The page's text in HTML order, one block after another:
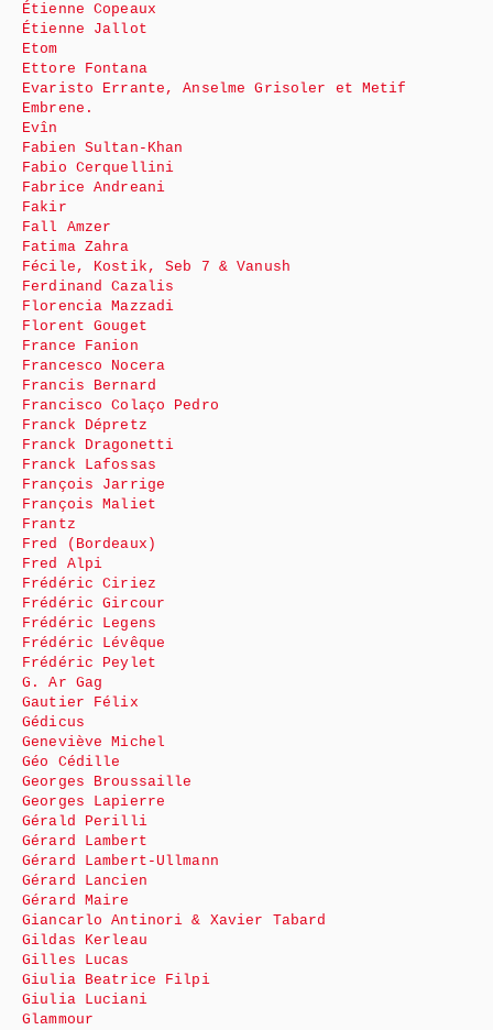
Étienne Copeaux
Étienne Jallot
Etom
Ettore Fontana
Evaristo Errante, Anselme Grisoler et Metif
Embrene.
Evîn
Fabien Sultan-Khan
Fabio Cerquellini
Fabrice Andreani
Fakir
Fall Amzer
Fatima Zahra
Fécile, Kostik, Seb 7 & Vanush
Ferdinand Cazalis
Florencia Mazzadi
Florent Gouget
France Fanion
Francesco Nocera
Francis Bernard
Francisco Colaço Pedro
Franck Dépretz
Franck Dragonetti
Franck Lafossas
François Jarrige
François Maliet
Frantz
Fred (Bordeaux)
Fred Alpi
Frédéric Ciriez
Frédéric Gircour
Frédéric Legens
Frédéric Lévêque
Frédéric Peylet
G. Ar Gag
Gautier Félix
Gédicus
Geneviève Michel
Géo Cédille
Georges Broussaille
Georges Lapierre
Gérald Perilli
Gérard Lambert
Gérard Lambert-Ullmann
Gérard Lancien
Gérard Maire
Giancarlo Antinori & Xavier Tabard
Gildas Kerleau
Gilles Lucas
Giulia Beatrice Filpi
Giulia Luciani
Glammour